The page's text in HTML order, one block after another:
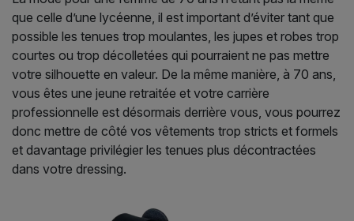
que celle d’une lycéenne, il est important d’éviter tant que
possible les tenues trop moulantes, les jupes et robes trop
courtes ou trop décolletées qui pourraient ne pas mettre
votre silhouette en valeur. De la même manière, à 70 ans,
vous êtes une jeune retraitée et votre carrière
professionnelle est désormais derrière vous, vous pourrez
donc mettre de côté vos vêtements trop stricts et formels
et davantage privilégier les tenues plus décontractées
dans votre dressing.